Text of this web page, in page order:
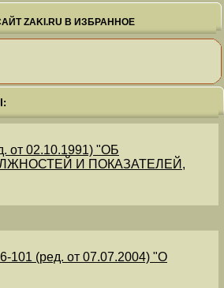
ZAKI.RU В ИЗБРАННОЕ
от 02.10.1991) "ОБ
И ПОКАЗАТЕЛЕЙ,
(ред. от 07.07.2004) "О